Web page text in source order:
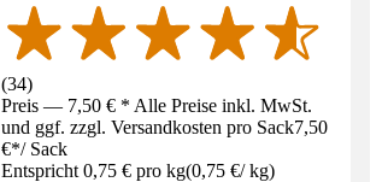
(34)
Preis — 7,50 € * Alle Preise inkl. MwSt.
und ggf. zzgl. Versandkosten pro Sack7,50
€*/ Sack
Entspricht 0,75 € pro kg(0,75 €/ kg)